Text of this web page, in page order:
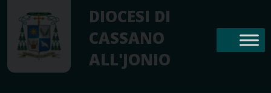
content
DIOCESI DI
CASSANO
ALL'JONIO